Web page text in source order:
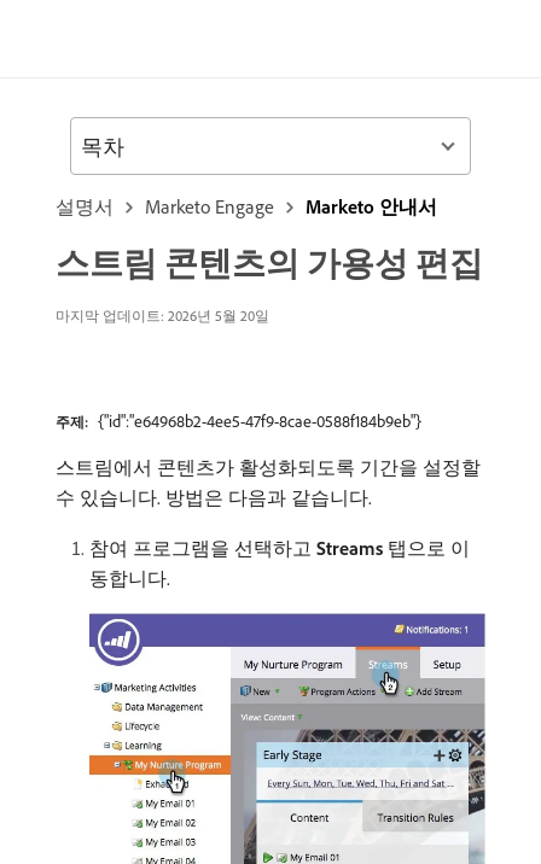
설명서 Marketo Engage Marketo 안내서
스트림 콘텐츠의 가용성 편집
마지막 업데이트: 2026년 5월 20일
주제: {"id":"e64968b2-4ee5-47f9-8cae-0588f184b9eb"}
스트림에서 콘텐츠가 활성화되도록 기간을 설정할
수 있습니다. 방법은 다음과 같습니다.
참여 프로그램을 선택하고 Streams 탭으로 이
동합니다.
목차